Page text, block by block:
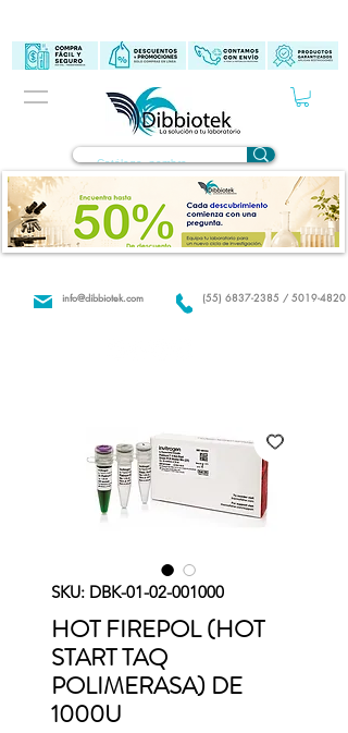
(55) 6837-2385 / 5019-4820
info@dibbiotek.com
SKU: DBK-01-02-001000
HOT FIREPOL (HOT
START TAQ
POLIMERASA) DE
1000U